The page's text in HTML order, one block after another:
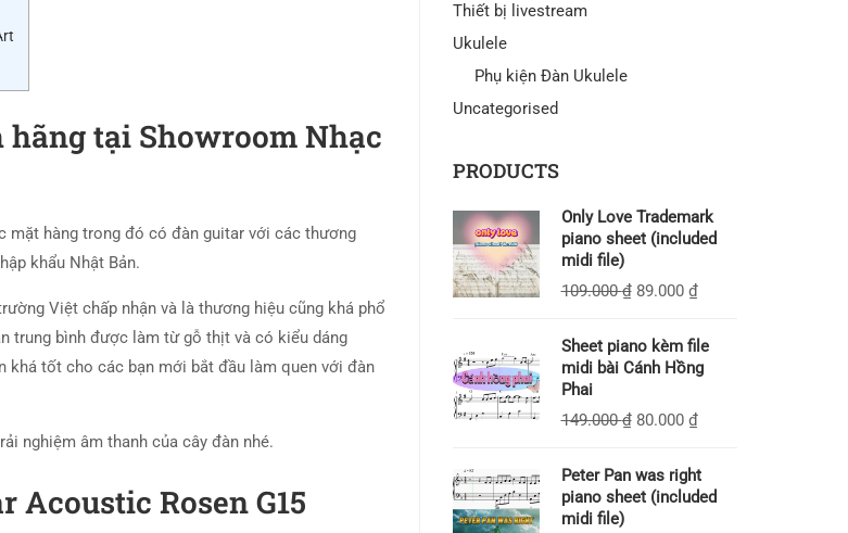
hãng tại Showroom Nhạc
mặt hàng trong đó có đàn guitar với các thương
khẩu Nhật Bản.
Việt chấp nhận và là thương hiệu cũng khá phổ
trung bình được làm từ gỗ thịt và có kiểu dáng
tốt cho các bạn mới bắt đầu làm quen với đàn
nghiệm âm thanh của cây đàn nhé.
Rosen G15
Thiết bị livestream
Ukulele
Phụ kiện Đàn Ukulele
Uncategorised
PRODUCTS
Only Love Trademark
piano sheet (included
midi file)
109.000₫ 89.000 ₫
Sheet piano kèm file
midi bài Cánh Hồng
Phai
149.000₫ 80.000 ₫
Peter Pan was right
piano sheet (included
midi file)